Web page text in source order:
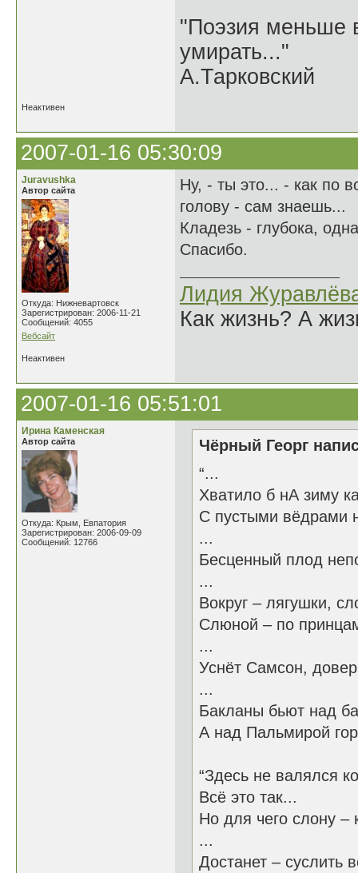
"Поэзия меньше
умирать..."
А.Тарковский
Неактивен
2007-01-16 05:30:09
Juravushka
Автор сайта
Откуда: Нижневартовск
Зарегистрирован: 2006-11-21
Сообщений: 4055
Вебсайт
Ну, - ты это... - как по
голову - сам знаешь...
Кладезь - глубока,
Спасибо.
Лидия
Как жизнь? А
Неактивен
2007-01-16 05:51:01
Ирина Каменская
Автор сайта
Откуда: Крым, Евпатория
Зарегистрирован: 2006-09-09
Сообщений: 12766
Чёрный Георг
“...
Хватило б нА зиму
С пустыми вёдрами
...
Бесценный плод
...
Вокруг – лягушки,
Слюной – по
...
Уснёт Самсон,
...
Бакланы бьют над
А над Пальмирой
“Здесь не валялся
Всё это так...
Но для чего слону –
...
Достанет – суслить